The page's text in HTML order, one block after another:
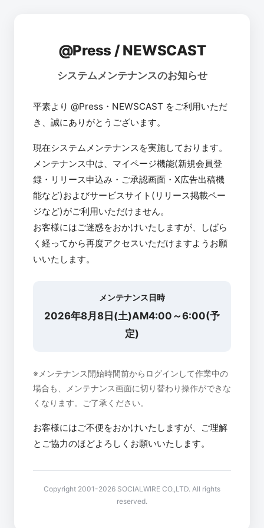
@Press / NEWSCAST
システムメンテナンスのお知らせ
平素より @Press・NEWSCAST をご利用いただ
き、誠にありがとうございます。
現在システムメンテナンスを実施しております。
メンテナンス中は、マイページ機能(新規会員登
録・リリース申込み・ご承認画面・X広告出稿機
能など)およびサービスサイト(リリース掲載ペー
ジなど)がご利用いただけません。
お客様にはご迷惑をおかけいたしますが、しばら
く経ってから再度アクセスいただけますようお願
いいたします。
メンテナンス日時
2026年8月8日(土)AM4:00～6:00(予
定)
※メンテナンス開始時間前からログインして作業中の
場合も、メンテナンス画面に切り替わり操作ができな
くなります。ご了承ください。
お客様にはご不便をおかけいたしますが、ご理解
とご協力のほどよろしくお願いいたします。
Copyright 2001-2026 SOCIALWIRE CO.,LTD. All rights
reserved.